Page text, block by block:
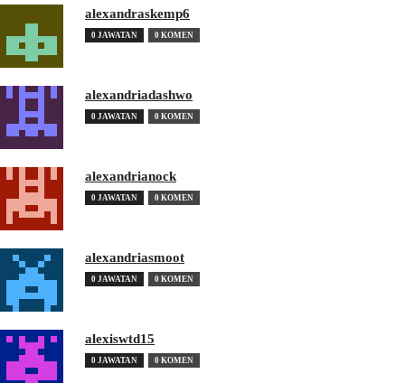
alexandraskemp6
0 JAWATAN 0 KOMEN
alexandriadashwo
0 JAWATAN 0 KOMEN
alexandrianock
0 JAWATAN 0 KOMEN
alexandriasmoot
0 JAWATAN 0 KOMEN
alexiswtd15
0 JAWATAN 0 KOMEN